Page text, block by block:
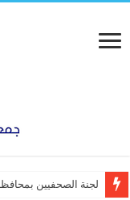
لجنة الصحفيين